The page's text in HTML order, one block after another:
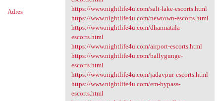
Adres
https://www.nightlife4u.com/salt-lake-escorts.html
https://www.nightlife4u.com/newtown-escorts.html
https://www.nightlife4u.com/dharmatala-
escorts.html
https://www.nightlife4u.com/airport-escorts.html
https://www.nightlife4u.com/ballygunge-
escorts.html
https://www.nightlife4u.com/jadavpur-escorts.html
https://www.nightlife4u.com/em-bypass-
escorts.html